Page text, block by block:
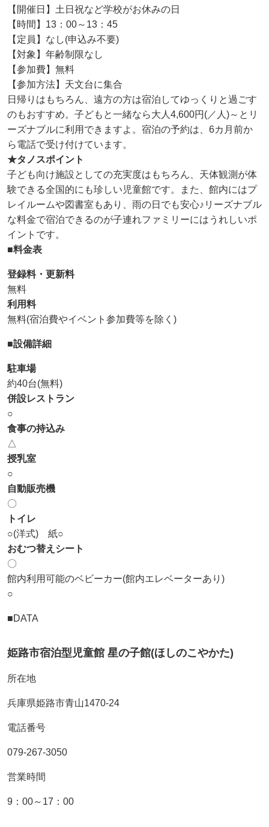
【開催日】土日祝など学校がお休みの日
【時間】13：00～13：45
【定員】なし(申込み不要)
【対象】年齢制限なし
【参加費】無料
【参加方法】天文台に集合
日帰りはもちろん、遠方の方は宿泊してゆっくりと過ごす
のもおすすめ。子どもと一緒なら大人4,600円(／人)～とリ
ーズナブルに利用できますよ。宿泊の予約は、6カ月前か
ら電話で受け付けています。
★タノスポイント
子ども向け施設としての充実度はもちろん、天体観測が体
験できる全国的にも珍しい児童館です。また、館内にはプ
レイルームや図書室もあり、雨の日でも安心♪リーズナブル
な料金で宿泊できるのが子連れファミリーにはうれしいポ
イントです。
■料金表
登録料・更新料
無料
利用料
無料(宿泊費やイベント参加費等を除く)
■設備詳細
駐車場
約40台(無料)
併設レストラン
○
食事の持込み
△
授乳室
○
自動販売機
〇
トイレ
○(洋式) 紙○
おむつ替えシート
〇
館内利用可能のベビーカー(館内エレベーターあり)
○
■DATA
姫路市宿泊型児童館 星の子館(ほしのこやかた)
所在地
兵庫県姫路市青山1470-24
電話番号
079-267-3050
営業時間
9：00～17：00